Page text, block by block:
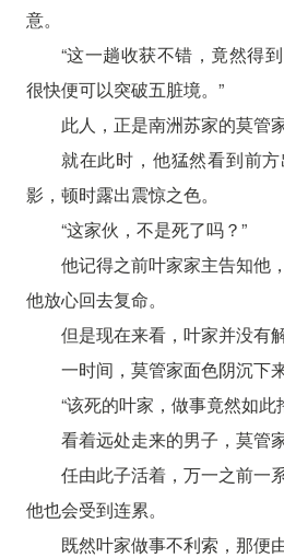
意。
“这一趟收获不错，竟然得
很快便可以突破五脏境。”
此人，正是南洲苏家的莫管家
就在此时，他猛然看到前
影，顿时露出震惊之色。
“这家伙，不是死了吗？”
他记得之前叶家家主告知他
他放心回去复命。
但是现在来看，叶家并没有解
一时间，莫管家面色阴沉下来
“该死的叶家，做事竟然如此
看着远处走来的男子，莫管
任由此子活着，万一之前一
他也会受到连累。
既然叶家做事不利索，那便